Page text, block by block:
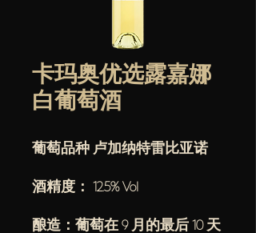
卡玛奥优选露嘉娜
白葡萄酒
葡萄品种 卢加纳特雷比亚诺
酒精度： 12.5% Vol
酿造：葡萄在 9 月的最后 10 天